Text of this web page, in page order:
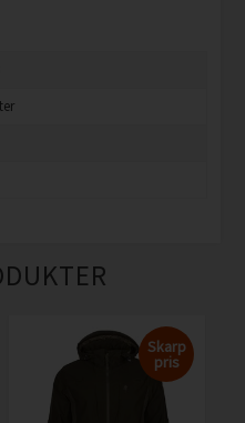
Skarp
pris